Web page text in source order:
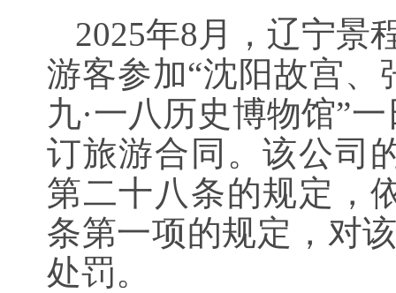
2025年8月，辽宁景
游客参加“沈阳故宫
九·一八历史博物馆”
订旅游合同。该公司
第二十八条的规定，
条第一项的规定，对
处罚。